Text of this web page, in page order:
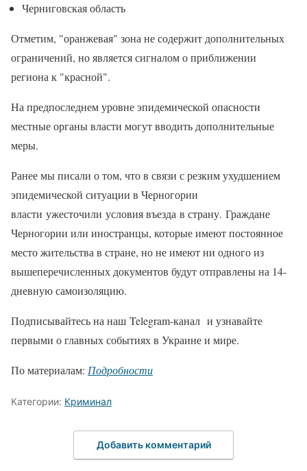
Черниговская область
Отметим, "оранжевая" зона не содержит дополнительных
ограничений, но является сигналом о приближении
региона к "красной".
На предпоследнем уровне эпидемической опасности
местные органы власти могут вводить дополнительные
меры.
Ранее мы писали о том, что в связи с резким ухудшением
эпидемической ситуации в Черногории
власти ужесточили условия въезда в страну. Граждане
Черногории или иностранцы, которые имеют постоянное
место жительства в стране, но не имеют ни одного из
вышеперечисленных документов будут отправлены на 14-
дневную самоизоляцию.
Подписывайтесь на наш Telegram-канал и узнавайте
первыми о главных событиях в Украине и мире.
По материалам: Подробности
Категории: Криминал
Добавить комментарий